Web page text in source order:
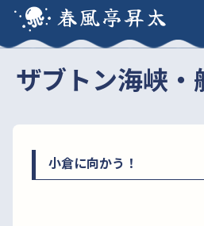
春風亭昇太
ザブトン海峡・
小倉に向かう！